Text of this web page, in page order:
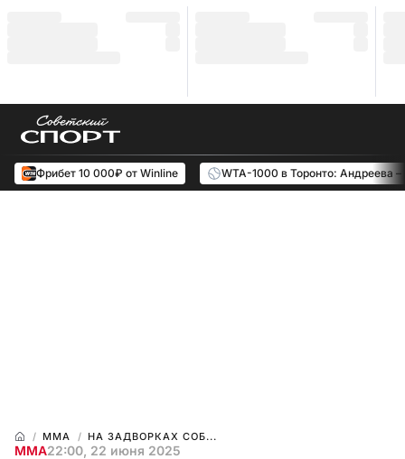
Фрибет 10 000₽ от Winline WTA-1000 в Торонто: Андреева
ММА НА ЗАДВОРКАХ СОБ...
ММА22:00, 22 июня 2025